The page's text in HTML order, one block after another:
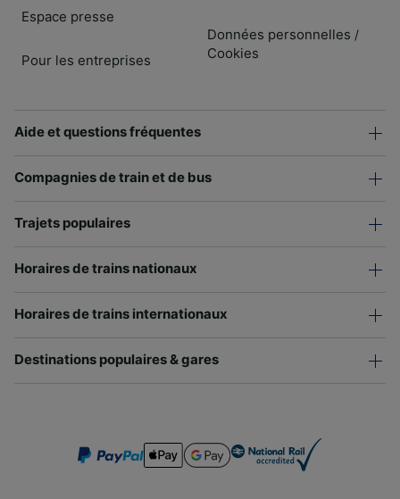
Espace presse
Pour les entreprises
Données personnelles /
Cookies
Aide et questions fréquentes
Compagnies de train et de bus
Trajets populaires
Horaires de trains nationaux
Horaires de trains internationaux
Destinations populaires & gares